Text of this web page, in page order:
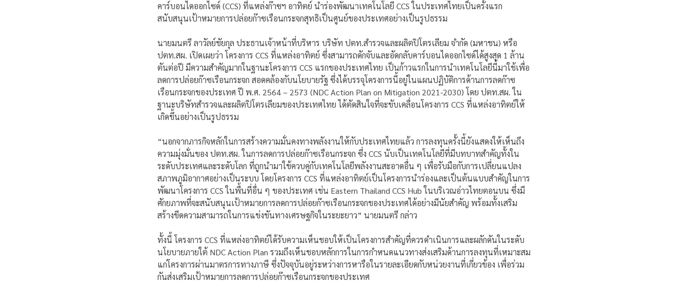
คาร์บอนไดออกไซด์ (CCS) ที่แหล่งก๊าซฯ อาทิตย์ นำร่องพัฒนาเทคโนโลยี CCS ในประเทศไทยเป็นครั้งแรก
สนับสนุนเป้าหมายการปล่อยก๊าซเรือนกระจกสุทธิเป็นศูนย์ของประเทศอย่างเป็นรูปธรรม
นายมนตรี ลาวัลย์ชัยกุล ประธานเจ้าหน้าที่บริหาร บริษัท ปตท.สำรวจและผลิตปิโตรเลียม จำกัด (มหาชน) หรือ
ปตท.สผ. เปิดเผยว่า โครงการ CCS ที่แหล่งอาทิตย์ ซึ่งสามารถดักจับและอัดกลับคาร์บอนไดออกไซด์ได้สูงสุด 1 ล้าน
ตันต่อปี มีความสำคัญมากในฐานะโครงการ CCS แรกของประเทศไทย เป็นก้าวแรกในการนำเทคโนโลยีนี้มาใช้เพื่อ
ลดการปล่อยก๊าซเรือนกระจก สอดคล้องกับนโยบายรัฐ ซึ่งได้บรรจุโครงการนี้อยู่ในแผนปฏิบัติการด้านการลดก๊าซ
เรือนกระจกของประเทศ ปี พ.ศ. 2564 – 2573 (NDC Action Plan on Mitigation 2021-2030) โดย ปตท.สผ. ใน
ฐานะบริษัทสำรวจและผลิตปิโตรเลียมของประเทศไทย ได้ตัดสินใจที่จะขับเคลื่อนโครงการ CCS ที่แหล่งอาทิตย์ให้
เกิดขึ้นอย่างเป็นรูปธรรม
“นอกจากภารกิจหลักในการสร้างความมั่นคงทางพลังงานให้กับประเทศไทยแล้ว การลงทุนครั้งนี้ยังแสดงให้เห็นถึง
ความมุ่งมั่นของ ปตท.สผ. ในการลดการปล่อยก๊าซเรือนกระจก ซึ่ง CCS นับเป็นเทคโนโลยีที่มีบทบาทสำคัญทั้งใน
ระดับประเทศและระดับโลก ที่ถูกนำมาใช้ควบคู่กับเทคโนโลยีพลังงานสะอาดอื่น ๆ เพื่อรับมือกับการเปลี่ยนแปลง
สภาพภูมิอากาศอย่างเป็นระบบ โดยโครงการ CCS ที่แหล่งอาทิตย์เป็นโครงการนำร่องและเป็นต้นแบบสำคัญในการ
พัฒนาโครงการ CCS ในพื้นที่อื่น ๆ ของประเทศ เช่น Eastern Thailand CCS Hub ในบริเวณอ่าวไทยตอนบน ซึ่งมี
ศักยภาพที่จะสนับสนุนเป้าหมายการลดการปล่อยก๊าซเรือนกระจกของประเทศได้อย่างมีนัยสำคัญ พร้อมทั้งเสริม
สร้างขีดความสามารถในการแข่งขันทางเศรษฐกิจในระยะยาว” นายมนตรี กล่าว
ทั้งนี้ โครงการ CCS ที่แหล่งอาทิตย์ได้รับความเห็นชอบให้เป็นโครงการสำคัญที่ควรดำเนินการและผลักดันในระดับ
นโยบายภายใต้ NDC Action Plan รวมถึงเห็นชอบหลักการในการกำหนดแนวทางส่งเสริมด้านการลงทุนที่เหมาะสม
แก่โครงการผ่านมาตรการทางภาษี ซึ่งปัจจุบันอยู่ระหว่างการหารือในรายละเอียดกับหน่วยงานที่เกี่ยวข้อง เพื่อร่วม
กันส่งเสริมเป้าหมายการลดการปล่อยก๊าซเรือนกระจกของประเทศ